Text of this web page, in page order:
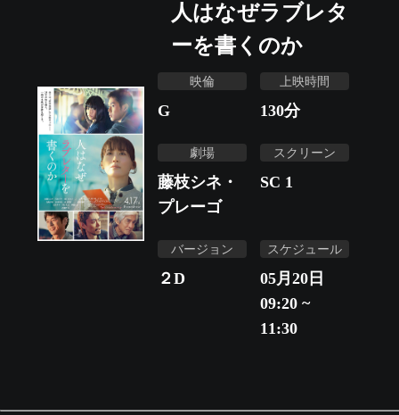
人はなぜラブレタ
ーを書くのか
映倫
G
上映時間
130分
劇場
藤枝シネ・
プレーゴ
スクリーン
SC 1
バージョン
２D
スケジュール
05月20日
09:20 ~
11:30